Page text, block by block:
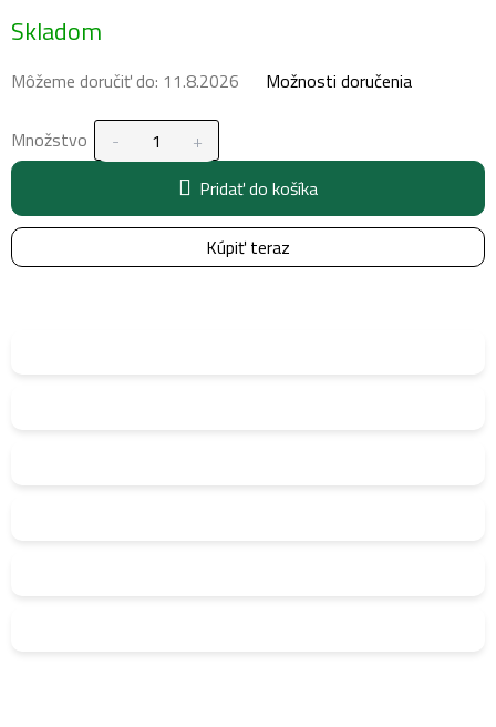
cena:
Skladom
Môžeme doručiť do: 11.8.2026 Možnosti doručenia
Množstvo
Pridať do košíka
Kúpiť teraz